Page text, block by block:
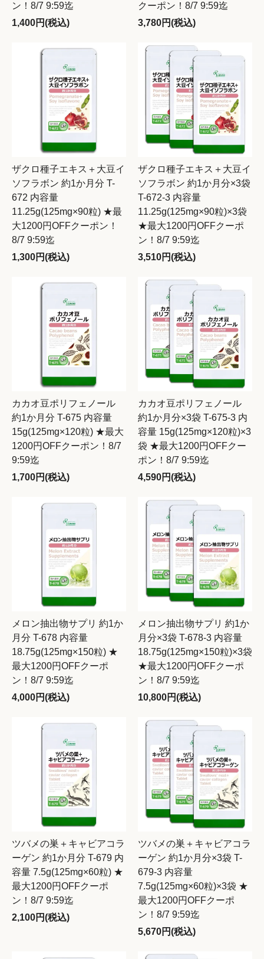
ン！8/7 9:59迄
1,400円(税込)
クーポン！8/7 9:59迄
3,780円(税込)
ザクロ種子エキス＋大豆イ
ソフラボン 約1か月分 T-
672 内容量
11.25g(125mg×90粒) ★最
大1200円OFFクーポン！
8/7 9:59迄
1,300円(税込)
ザクロ種子エキス＋大豆イ
ソフラボン 約1か月分×3袋
T-672-3 内容量
11.25g(125mg×90粒)×3袋
★最大1200円OFFクーポ
ン！8/7 9:59迄
3,510円(税込)
カカオ豆ポリフェノール
約1か月分 T-675 内容量
15g(125mg×120粒) ★最大
1200円OFFクーポン！8/7
9:59迄
1,700円(税込)
カカオ豆ポリフェノール
約1か月分×3袋 T-675-3 内
容量 15g(125mg×120粒)×3
袋 ★最大1200円OFFクー
ポン！8/7 9:59迄
4,590円(税込)
メロン抽出物サプリ 約1か
月分 T-678 内容量
18.75g(125mg×150粒) ★
最大1200円OFFクーポ
ン！8/7 9:59迄
4,000円(税込)
メロン抽出物サプリ 約1か
月分×3袋 T-678-3 内容量
18.75g(125mg×150粒)×3袋
★最大1200円OFFクーポ
ン！8/7 9:59迄
10,800円(税込)
ツバメの巣＋キャビアコラ
ーゲン 約1か月分 T-679 内
容量 7.5g(125mg×60粒) ★
最大1200円OFFクーポ
ン！8/7 9:59迄
2,100円(税込)
ツバメの巣＋キャビアコラ
ーゲン 約1か月分×3袋 T-
679-3 内容量
7.5g(125mg×60粒)×3袋 ★
最大1200円OFFクーポ
ン！8/7 9:59迄
5,670円(税込)